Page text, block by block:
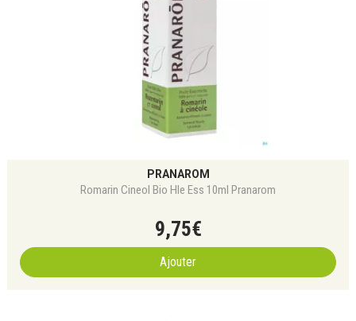
PRANAROM
Romarin Cineol Bio Hle Ess 10ml Pranarom
9,75€
Ajouter